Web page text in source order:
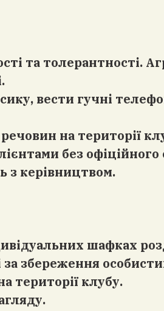
та толерантності.
вести гучні
на території
без
з керівництвом.
шафках
за збереження
території клубу.